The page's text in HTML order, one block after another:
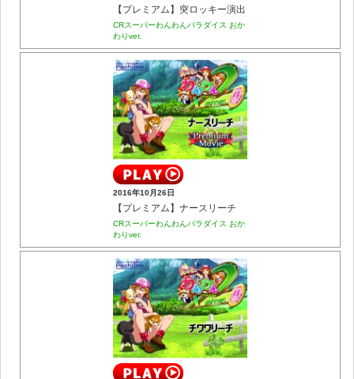
【プレミアム】突ロッキー演出
CRスーパーわんわんパラダイス おか
わりver.
2016年10月26日
【プレミアム】ナースリーチ
CRスーパーわんわんパラダイス おか
わりver.